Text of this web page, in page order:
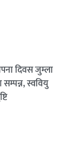
दिवस जुम्ला
स्ववियु